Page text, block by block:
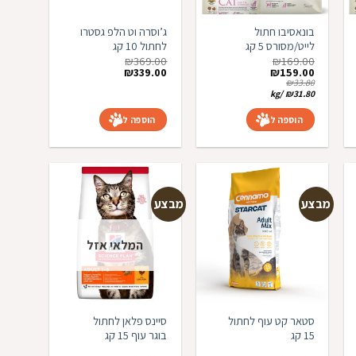
בונאסיבו חתול
לייט/מסורס 5 קג
₪169.00
המחיר
המקורי
היה:
₪169.00.
₪159.00 המחיר
₪159.00.
₪33.80
₪31.80
/
kg
הוספה לסל
ג’וסרה וט הלפ גסטרו
לחתול 10 קג
₪369.00
המחיר
₪369.00.
₪339.00 המחיר
₪339.00.
הוספה לסל
מבצע
סטאר קט עוף לחתול
15 קג
מבצע
המלאי אזל
סיינס פלאן לחתול
בוגר עוף 15 קג